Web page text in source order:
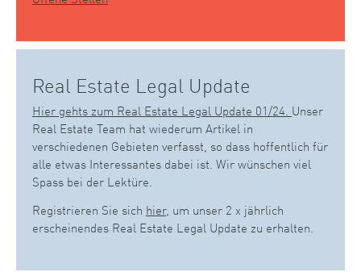
Real Estate Legal Update
Hier gehts zum Real Estate Legal Update 01/24. Unser
Real Estate Team hat wiederum Artikel in
verschiedenen Gebieten verfasst, so dass hoffentlich für
alle etwas Interessantes dabei ist. Wir wünschen viel
Spass bei der Lektüre.
Registrieren Sie sich hier, um unser 2 x jährlich
erscheinendes Real Estate Legal Update zu erhalten.